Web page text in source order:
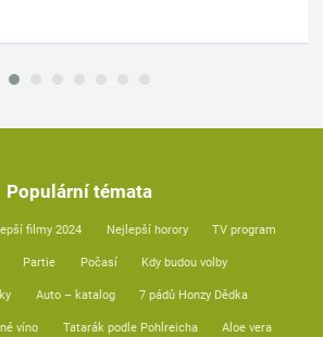
Populární témata
filmy 2024 Nejlepší horory TV program
Partie Počasí Kdy budou volby
Auto – katalog 7 pádů Honzy Dědka
víno Tatarák podle Pohlreicha Aloe vera